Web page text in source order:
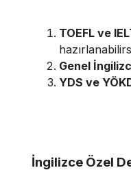
TOEFL ve
Genel
YDS ve
İngilizce Özel